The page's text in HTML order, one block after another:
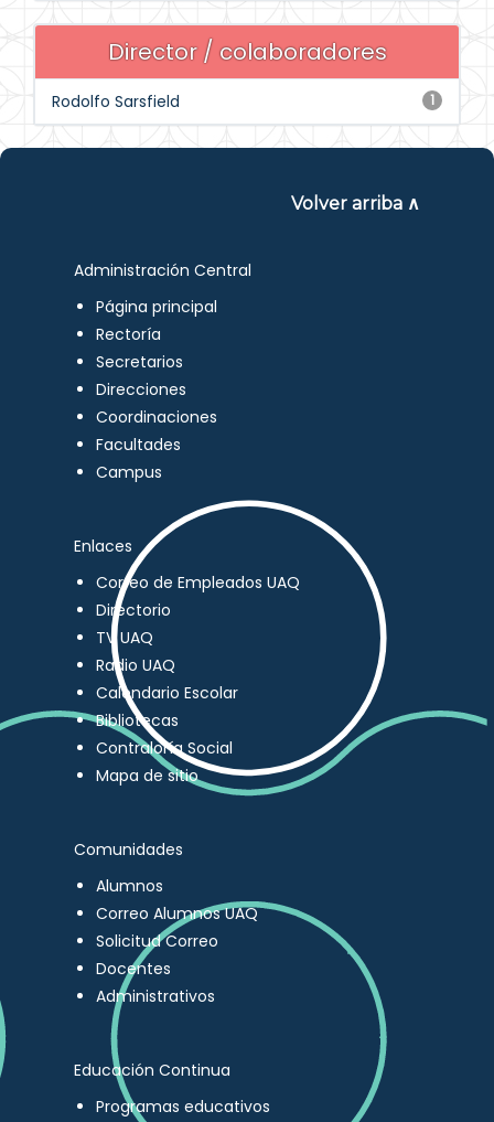
Director / colaboradores
1
Rodolfo Sarsfield
Volver arriba ∧
Administración Central
Página principal
Rectoría
Secretarios
Direcciones
Coordinaciones
Facultades
Campus
Enlaces
Correo de Empleados UAQ
Directorio
TV UAQ
Radio UAQ
Calendario Escolar
Bibliotecas
Contraloría Social
Mapa de sitio
Comunidades
Alumnos
Correo Alumnos UAQ
Solicitud Correo
Docentes
Administrativos
Educación Continua
Programas educativos